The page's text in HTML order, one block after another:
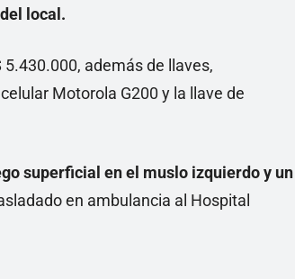
local.
además de llaves,
Motorola G200 y la llave de
superficial en el muslo izquierdo y un
en ambulancia al Hospital